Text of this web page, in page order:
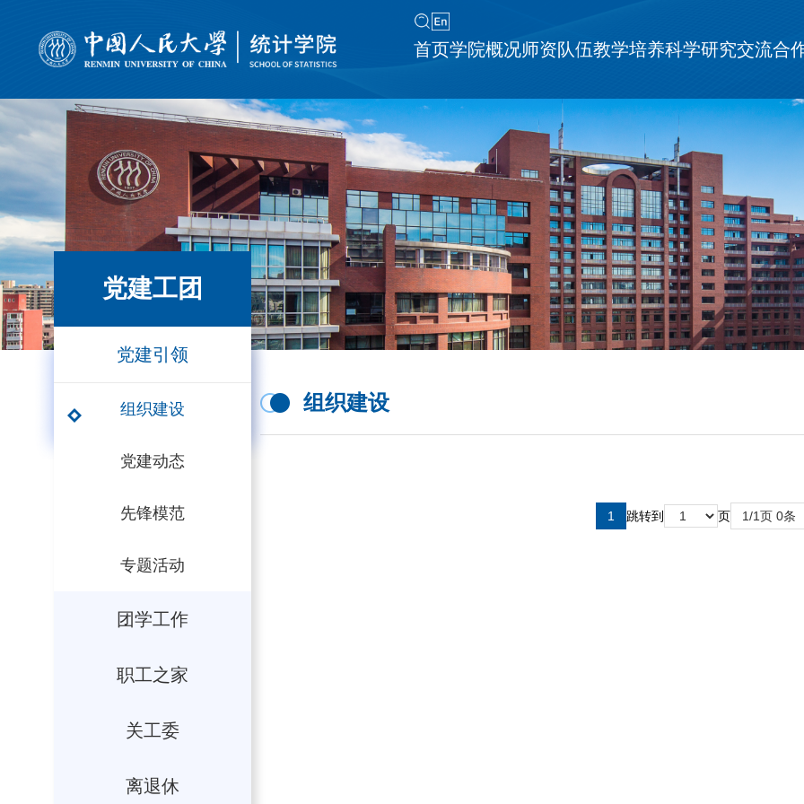
首页学院概况师资队伍教学培养科学研究交流合
党建工团
党建引领
组织建设
党建动态
先锋模范
专题活动
团学工作
职工之家
关工委
离退休
组织建设
1 跳转到 页 1/1页 0条